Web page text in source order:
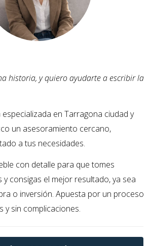
que vendió su piso en
Su estrategia fue fijar un precio
de promoción. Al final, no
2: El Precio Incorrecto
vender su piso por un precio
de meses, tuvo que reducir el
para atraer
AHORA PARA ASESORÍA
3: Falta de Preparación
historia, y quiero ayudarte a escribir la
en Tarragona ciudad y
un asesoramiento cercano,
a tus necesidades.
con detalle para que tomes
y consigas el mejor resultado, ya sea
o inversión. Apuesta por un proceso
y sin complicaciones.